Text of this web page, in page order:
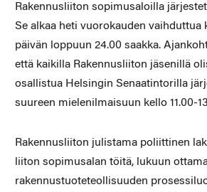
Rakennusliiton sopimusaloilla
Se alkaa heti vuorokauden vaihduttua
päivän loppuun 24.00 saakka.
että kaikilla Rakennusliiton jäsenillä
osallistua Helsingin Senaatintorilla
suureen mielenilmaisuun kello 11.00-
Rakennusliiton julistama poliittinen
liiton sopimusalan töitä, lukuun
rakennustuoteteollisuuden